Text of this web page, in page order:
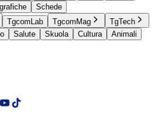
Schede
TgcomLab TgcomMag
TgTech
Salute Skuola Cultura
Animali